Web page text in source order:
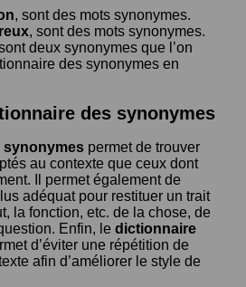
, sont des mots synonymes.
, sont des mots synonymes.
deux synonymes que l’on
des synonymes en
des synonymes
synonymes permet de trouver
au contexte que ceux dont
Il permet également de
adéquat pour restituer un trait
la fonction, etc. de la chose, de
Enfin, le dictionnaire
d’éviter une répétition de
afin d’améliorer le style de